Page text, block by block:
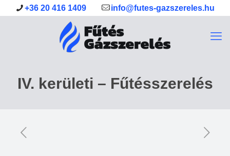
+36 20 416 1409 info@futes-gazszereles.hu
IV. kerületi – Fűtésszerelés